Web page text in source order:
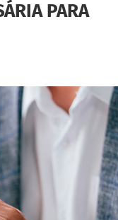
PARA